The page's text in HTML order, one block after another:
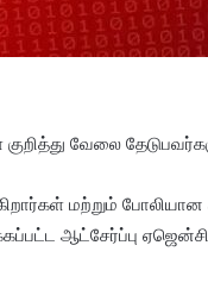
வேலை
மற்றும்
ஆட்சேர்ப்பு